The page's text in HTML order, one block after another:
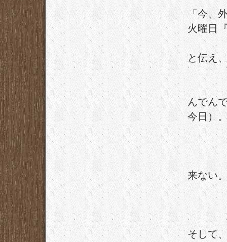
「今、
火曜日
と伝え
んでん
今日）
来ない
そして